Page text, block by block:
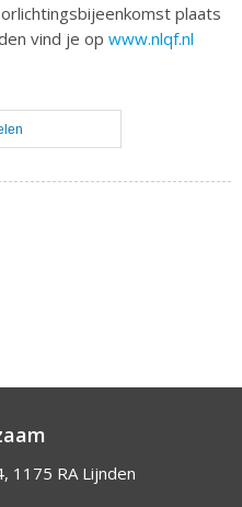
plaats
vind je op www.nlqf.nl
1175 RA Lijnden